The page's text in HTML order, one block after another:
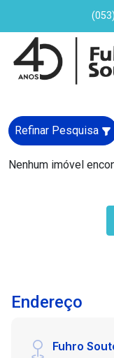
Refinar Pesquisa
Nenhum imóvel
Endereço
Fuhro